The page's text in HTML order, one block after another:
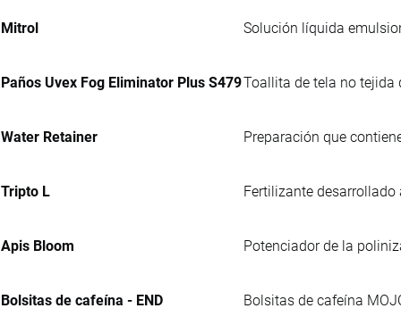
Mitrol Solución líquida
Paños Uvex Fog Eliminator Plus S479Toallita de tela no tejida
Water Retainer Preparación que
Tripto L Fertilizante
Apis Bloom Potenciador de la
Bolsitas de cafeína - END Bolsitas de cafeína